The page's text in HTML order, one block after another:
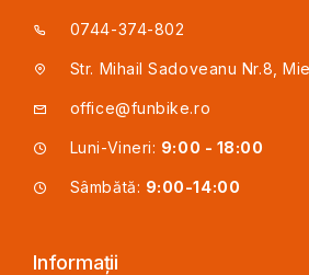
0744-374-802
Str. Mihail Sadoveanu Nr.8,
office@funbike.ro
Luni-Vineri: 9:00 - 18:00
Sâmbătă: 9:00-14:00
Informații